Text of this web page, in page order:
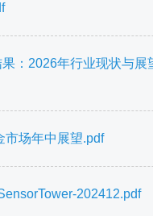
：2026年行业现状与展
市场年中展望.pdf
202412.pdf